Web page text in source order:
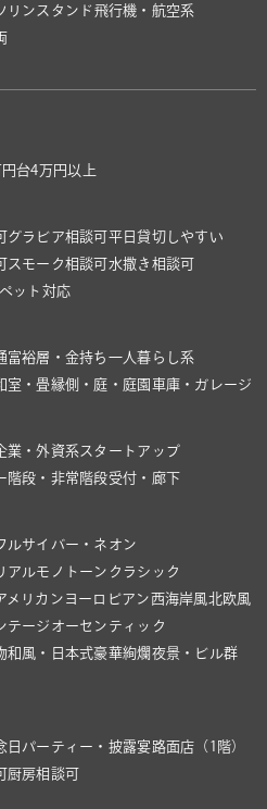
リンスタンド 飛行機・航空系
円台4万円以上
グラビア相談可 平日貸切しやすい
スモーク相談可 水撒き相談可
ペット対応
富裕層・金持ち 一人暮らし系
室・畳縁側・庭・庭園 車庫・ガレージ
業・外資系スタートアップ
階段・非常階段受付・廊下
ルサイバー・ネオン
アルモノトーン クラシック
メリカン ヨーロピアン 西海岸風北欧風
テージ オーセンティック
和風・日本式豪華絢爛夜景・ビル群
日 パーティー・披露宴路面店（1階）
厨房相談可